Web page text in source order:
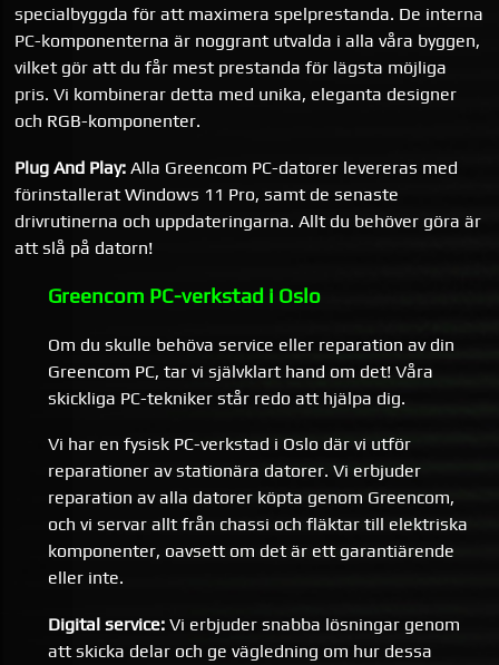
specialbyggda för att maximera spelprestanda. De interna
PC-komponenterna är noggrant utvalda i alla våra byggen,
vilket gör att du får mest prestanda för lägsta möjliga
pris. Vi kombinerar detta med unika, eleganta designer
och RGB-komponenter.
Plug And Play:Alla Greencom PC-datorer levereras med
förinstallerat Windows 11 Pro, samt de senaste
drivrutinerna och uppdateringarna. Allt du behöver göra är
att slå på datorn!
Greencom PC-verkstad i Oslo
Om du skulle behöva service eller reparation av din
Greencom PC, tar vi självklart hand om det! Våra
skickliga PC-tekniker står redo att hjälpa dig.
Vi har en fysisk PC-verkstad i Oslo där vi utför
reparationer av stationära datorer. Vi erbjuder
reparation av alla datorer köpta genom Greencom,
och vi servar allt från chassi och fläktar till elektriska
komponenter, oavsett om det är ett garantiärende
eller inte.
Digital service: Vi erbjuder snabba lösningar genom
att skicka delar och ge vägledning om hur dessa